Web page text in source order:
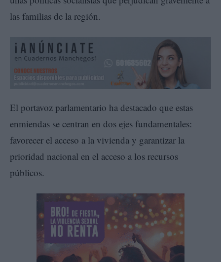
las familias de la región.
El portavoz parlamentario ha destacado que estas
enmiendas se centran en dos ejes fundamentales:
favorecer el acceso a la vivienda y garantizar la
prioridad nacional en el acceso a los recursos
públicos.